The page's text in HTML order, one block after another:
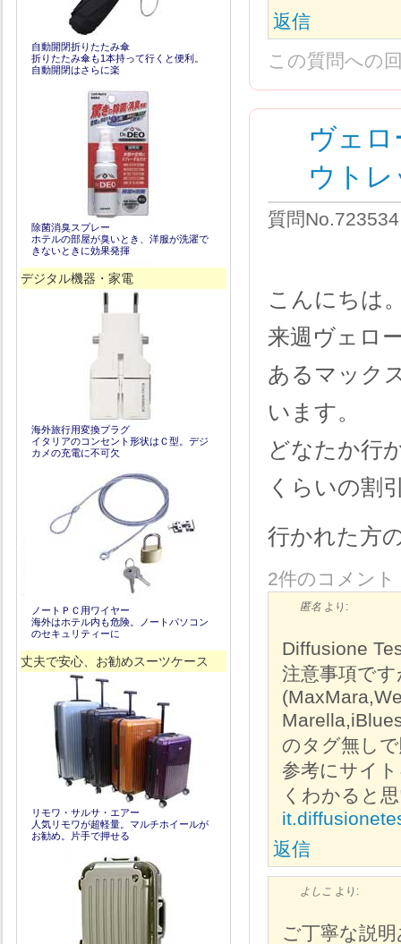
返信
この質問への
ヴェ
ウト
質問
こんにちは
来週ヴェロ
あるマック
います。
どなたか行
くらいの割
行かれた方
2件のコメント
匿名 より:
Diffusione
注意事項で
のタグ無し
参考にサイ
くわかると
返信
よしこ より:
ご丁寧な説
自動開閉折りたたみ傘
折りたたみ傘も1本持って行くと便利。
自動開閉はさらに楽
除菌消臭スプレー
ホテルの部屋が臭いとき、洋服が洗濯で
きないときに効果発揮
デジタル機器・家電
海外旅行用変換プラグ
イタリアのコンセント形状はＣ型。デジ
カメの充電に不可欠
ノートＰＣ用ワイヤー
海外はホテル内も危険。ノートパソコン
のセキュリティーに
丈夫で安心、お勧めスーツケース
リモワ・サルサ・エアー
人気リモワが超軽量。マルチホイールが
お勧め。片手で押せる